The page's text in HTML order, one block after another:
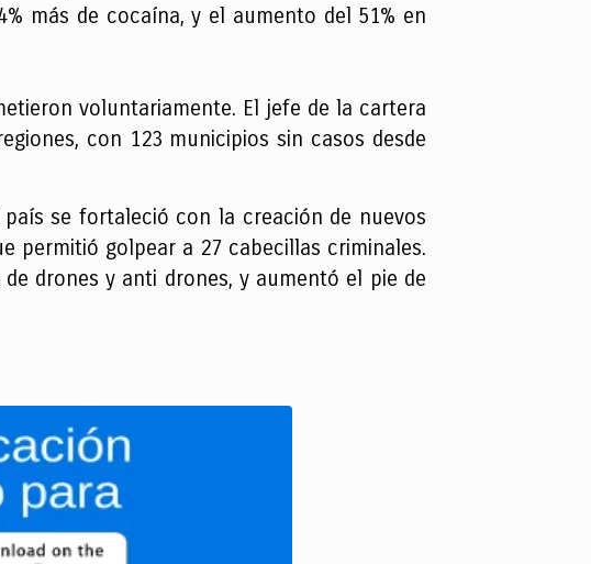
más de cocaína, y el aumento del 51% en
voluntariamente. El jefe de la cartera
con 123 municipios sin casos desde
se fortaleció con la creación de nuevos
permitió golpear a 27 cabecillas criminales.
drones y anti drones, y aumentó el pie de